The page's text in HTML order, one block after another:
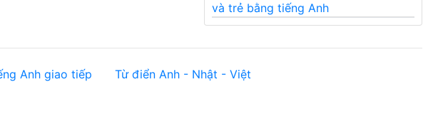
và trẻ bằng tiếng Anh
Anh giao tiếp
Từ điển Anh - Nhật - Việt